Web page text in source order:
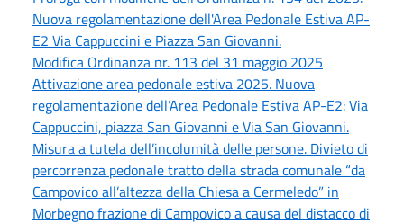
Nuova regolamentazione dell'Area Pedonale Estiva AP-
E2 Via Cappuccini e Piazza San Giovanni.
Modifica Ordinanza nr. 113 del 31 maggio 2025
Attivazione area pedonale estiva 2025. Nuova
regolamentazione dell’Area Pedonale Estiva AP-E2: Via
Cappuccini, piazza San Giovanni e Via San Giovanni.
Misura a tutela dell’incolumità delle persone. Divieto di
percorrenza pedonale tratto della strada comunale “da
Campovico all’altezza della Chiesa a Cermeledo” in
Morbegno frazione di Campovico a causa del distacco di